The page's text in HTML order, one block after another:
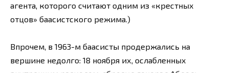
агента, которого считают одним из «крестных
отцов» баасистского режима.)
Впрочем, в 1963-м баасисты продержались на
вершине недолго: 18 ноября их, ослабленных